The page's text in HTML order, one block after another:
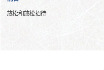
放松和放松招待